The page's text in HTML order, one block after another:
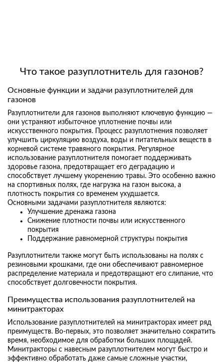
Что такое разуплотнитель для газонов?
Основные функции и задачи разуплотнителей для
газонов
Разуплотнители для газонов выполняют ключевую функцию —
они устраняют избыточное уплотнение почвы или
искусственного покрытия. Процесс разуплотнения позволяет
улучшить циркуляцию воздуха, воды и питательных веществ в
корневой системе травяного покрытия. Регулярное
использование разуплотнителя помогает поддерживать
здоровье газона, предотвращает его деградацию и
способствует лучшему укоренению травы. Это особенно важно
на спортивных полях, где нагрузка на газон высока, а
плотность покрытия со временем ухудшается.
Основными задачами разуплотнителя являются:
Улучшение дренажа газона
Снижение плотности почвы или искусственного
покрытия
Поддержание равномерной структуры покрытия
Разуплотнители также могут быть использованы на полях с
резиновыми крошками, где они обеспечивают равномерное
распределение материала и предотвращают его слипание, что
способствует долговечности покрытия.
Преимущества использования разуплотнителей на
минитракторах
Использование разуплотнителей на минитракторах имеет ряд
преимуществ. Во-первых, это позволяет значительно сократить
время, необходимое для обработки больших площадей.
Минитракторы с навесным разуплотнителем могут быстро и
эффективно обработать даже самые сложные участки,